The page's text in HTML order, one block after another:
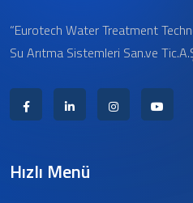
“Eurotech Water Treatment
Su Arıtma Sistemleri San.ve
Hızlı Menü